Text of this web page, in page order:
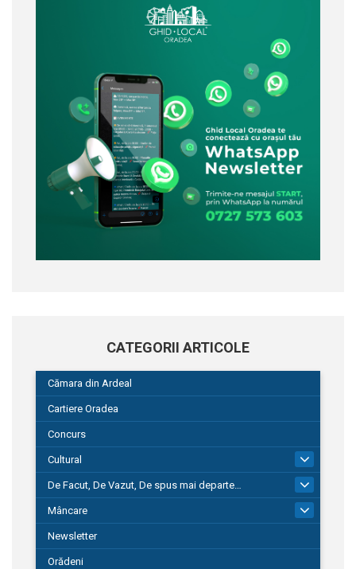
CATEGORII ARTICOLE
Cămara din Ardeal
Cartiere Oradea
Concurs
Cultural
De Facut, De Vazut, De spus mai departe…
580
Mâncare
Newsletter
Orădeni